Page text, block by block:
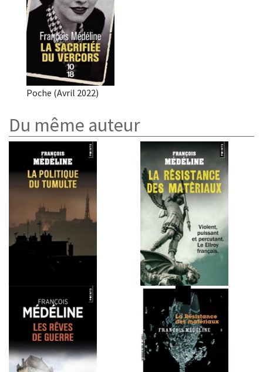
Poche (Avril 2022)
Du même auteur